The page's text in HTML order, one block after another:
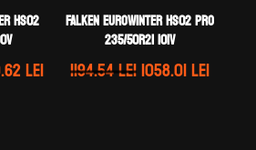
HS02
leiPrețul
Falken EUROWINTER HS02 PRO
235/50R21 101V
1194.54leiPrețul
1058.01leiPrețul